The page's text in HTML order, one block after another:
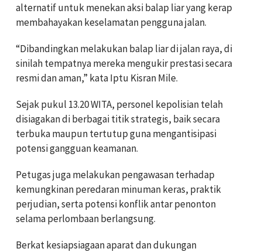
alternatif untuk menekan aksi balap liar yang kerap
membahayakan keselamatan pengguna jalan.
“Dibandingkan melakukan balap liar di jalan raya, di
sinilah tempatnya mereka mengukir prestasi secara
resmi dan aman,” kata Iptu Kisran Mile.
Sejak pukul 13.20 WITA, personel kepolisian telah
disiagakan di berbagai titik strategis, baik secara
terbuka maupun tertutup guna mengantisipasi
potensi gangguan keamanan.
Petugas juga melakukan pengawasan terhadap
kemungkinan peredaran minuman keras, praktik
perjudian, serta potensi konflik antar penonton
selama perlombaan berlangsung.
Berkat kesiapsiagaan aparat dan dukungan